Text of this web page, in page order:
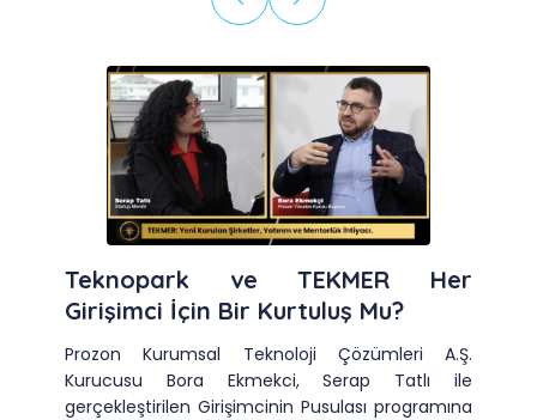
Teknopark ve TEKMER Her
Girişimci İçin Bir Kurtuluş Mu?
Prozon Kurumsal Teknoloji Çözümleri A.Ş.
Kurucusu Bora Ekmekci, Serap Tatlı ile
gerçekleştirilen Girişimcinin Pusulası programına